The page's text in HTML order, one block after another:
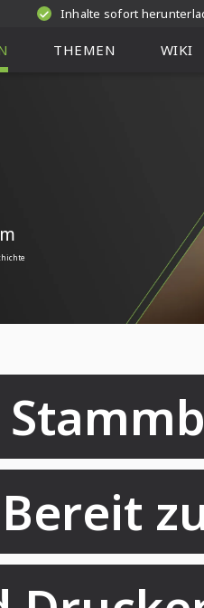
Inhalte sofort
THEMEN WIKI